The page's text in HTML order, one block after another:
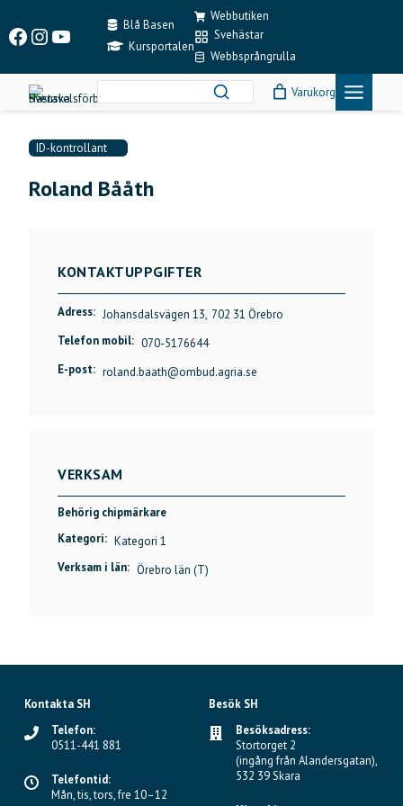
content
Facebook
Instagram
YouTubeBlå Basen
Kursportalen
Webbutiken
Svehästar
Webbsprångrulla
Varukorg
ID-kontrollant
Roland Bååth
KONTAKTUPPGIFTER
Adress: Johansdalsvägen 13, 702 31 Örebro
Telefon mobil: 070-5176644
E-post: roland.baath@ombud.agria.se
VERKSAM
Behörig chipmärkare
Kategori: Kategori 1
Verksam i län: Örebro län (T)
Kontakta SH
Telefon:
0511-441 881
Telefontid:
Mån, tis, tors, fre 10–12
Besök SH
Besöksadress:
Stortorget 2
(ingång från Alandersgatan),
532 39 Skara